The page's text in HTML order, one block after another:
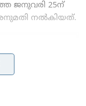
ജനുവരി 25ന്
നൽകിയത്.